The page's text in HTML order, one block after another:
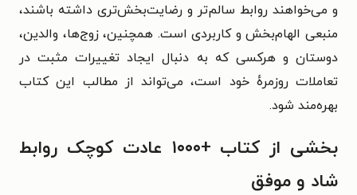
و می‌خواهند روابط سالم‌تر و رضایت‌بخش‌تری داشته باشند،
منبعی الهام‌بخش و کاربردی است. همچنین، زوج‌ها، والدین،
دوستان و هرکسی که به دنبال ایجاد تغییرات مثبت در
تعاملات روزمرهٔ خود است، می‌تواند از مطالب این کتاب
بهره‌مند شود.
بخشی از کتاب +۱۰۰۰ عادت کوچک روابط
شاد و موفق